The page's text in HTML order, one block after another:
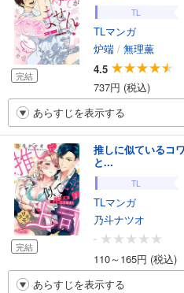
完結
TL
TLマンガ
炉端 / 無理薫
4.5
737円 (税込)
あらすじを表示する
完結
推しに似ているコ
と...
TL
TLマンガ
乃斗ナツオ
-
110～165円 (税込)
あらすじを表示する